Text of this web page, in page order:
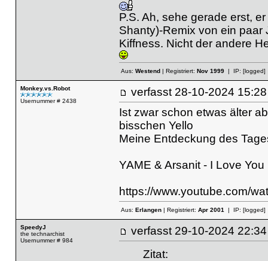
P.S. Ah, sehe gerade erst,
Shanty)-Remix von ein paar
Kiffness. Nicht der andere
Aus: Westend| Registriert: Nov 1999| IP: [logged]
Monkey.vs.Robot
Usernummer # 2438
verfasst 28-10-2024
Ist zwar schon etwas älter
bisschen Yello
Meine Entdeckung des
YAME & Arsanit - I Love
https://www.youtube.com/
Aus: Erlangen| Registriert: Apr 2001| IP: [logged]
SpeedyJ
the technarchist
Usernummer # 984
verfasst 29-10-2024
Zitat: